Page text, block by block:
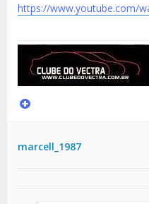
https://www.youtube.com/
marcell_1987